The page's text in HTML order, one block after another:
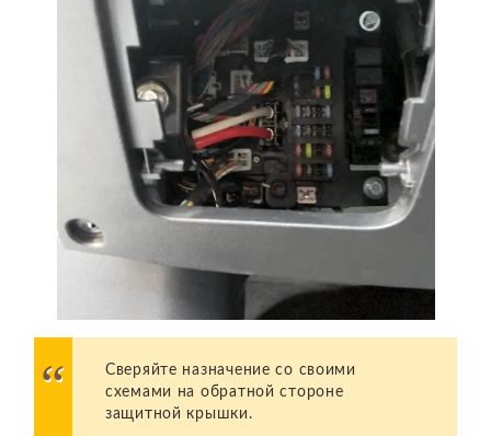
Сверяйте назначение со своими
схемами на обратной стороне
защитной крышки.